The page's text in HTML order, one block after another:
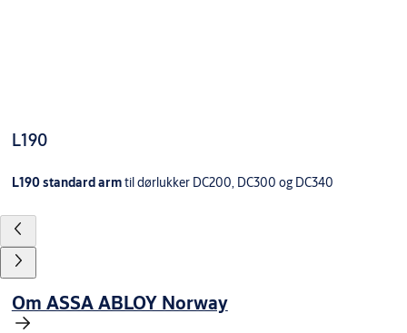
L190
L190 standard armtil dørlukker DC200, DC300 og DC340
Om ASSA ABLOY Norway